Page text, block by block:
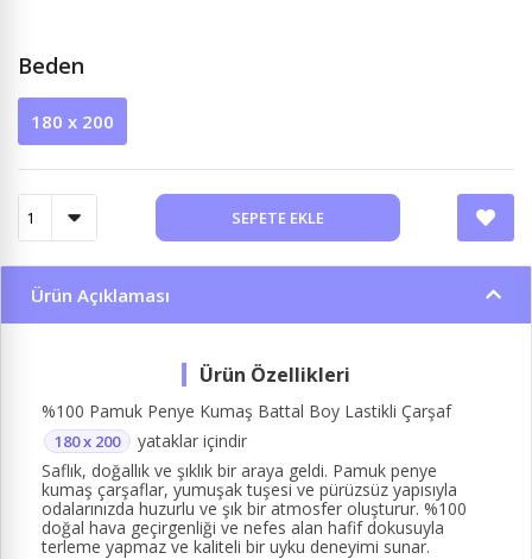
Beden
180 x 200
SEPETE EKLE
Ürün Açıklaması
%100 Pamuk Penye Kumaş Battal Boy Lastikli Çarşaf
180 x 200
yataklar içindir
Saflık, doğallık ve şıklık bir araya geldi. Pamuk penye
kumaş çarşaflar, yumuşak tuşesi ve pürüzsüz yapısıyla
odalarınızda huzurlu ve şık bir atmosfer oluşturur. %100
doğal hava geçirgenliği ve nefes alan hafif dokusuyla
terleme yapmaz ve kaliteli bir uyku deneyimi sunar.